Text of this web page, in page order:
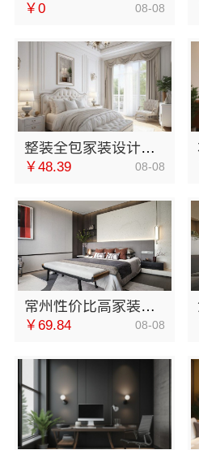
￥0 08-08
整装全包家装设计厨卫改造-宁波雅美和居建材科技
￥48.39 08-08
常州性价比高家装价格清单-常州宜居佳装饰工程有限公司
￥69.84 08-08